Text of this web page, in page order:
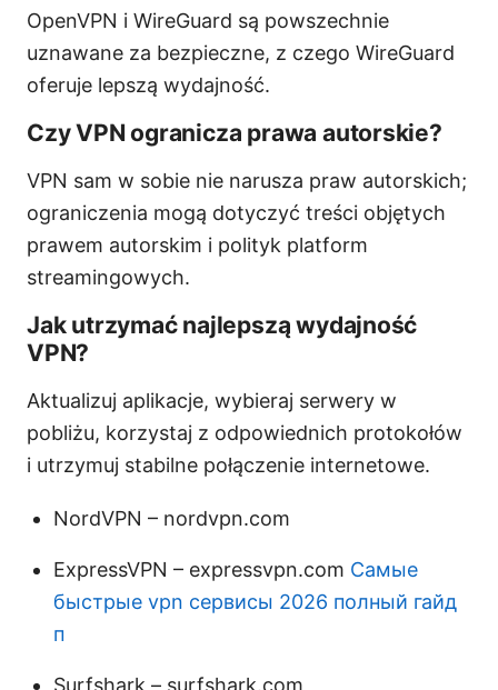
OpenVPN i WireGuard są powszechnie
uznawane za bezpieczne, z czego WireGuard
oferuje lepszą wydajność.
Czy VPN ogranicza prawa autorskie?
VPN sam w sobie nie narusza praw autorskich;
ograniczenia mogą dotyczyć treści objętych
prawem autorskim i polityk platform
streamingowych.
Jak utrzymać najlepszą wydajność
VPN?
Aktualizuj aplikacje, wybieraj serwery w
pobliżu, korzystaj z odpowiednich protokołów
i utrzymuj stabilne połączenie internetowe.
NordVPN – nordvpn.com
ExpressVPN – expressvpn.com Самые
быстрые vpn сервисы 2026 полный гайд
п
Surfshark – surfshark.com